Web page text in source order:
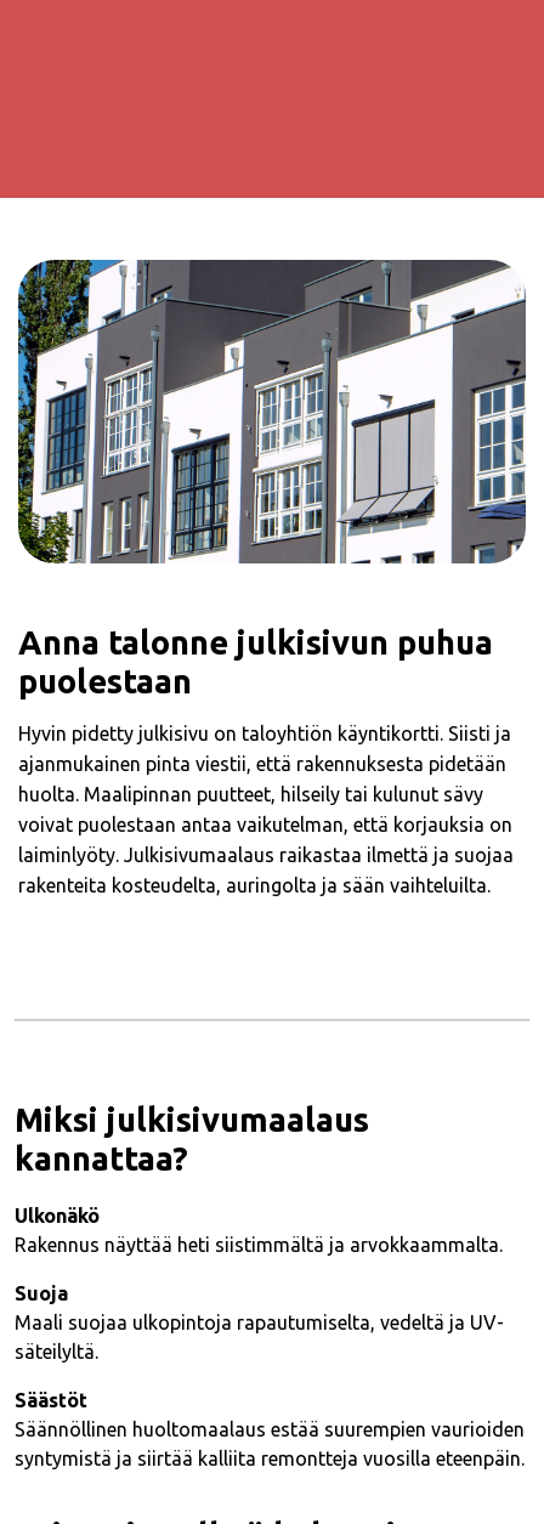
Anna talonne julkisivun puhua
puolestaan
Hyvin pidetty julkisivu on taloyhtiön käyntikortti. Siisti ja
ajanmukainen pinta viestii, että rakennuksesta pidetään
huolta. Maalipinnan puutteet, hilseily tai kulunut sävy
voivat puolestaan antaa vaikutelman, että korjauksia on
laiminlyöty. Julkisivumaalaus raikastaa ilmettä ja suojaa
rakenteita kosteudelta, auringolta ja sään vaihteluilta.
Miksi julkisivumaalaus
kannattaa?
Ulkonäkö
Rakennus näyttää heti siistimmältä ja arvokkaammalta.
Suoja
Maali suojaa ulkopintoja rapautumiselta, vedeltä ja UV-
säteilyltä.
Säästöt
Säännöllinen huoltomaalaus estää suurempien vaurioiden
syntymistä ja siirtää kalliita remontteja vuosilla eteenpäin.